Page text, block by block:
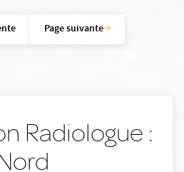
Page suivante
Radiologue :